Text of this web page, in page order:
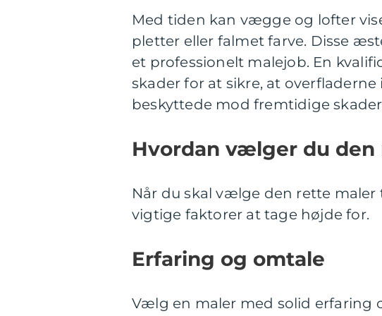
Med tiden kan vægge og lofter
pletter eller falmet farve. Disse
et professionelt malejob. En
skader for at sikre, at
beskyttede mod fremtidige
Hvordan vælger du den
Når du skal vælge den rette
vigtige faktorer at tage højde for.
Erfaring og omtale
Vælg en maler med solid erfaring